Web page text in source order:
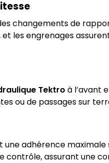
changements de
les engrenages
Tektro à l’avant
ou de passages sur
adhérence maximale
contrôle, assurant une